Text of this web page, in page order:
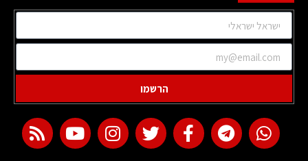
הרשמו